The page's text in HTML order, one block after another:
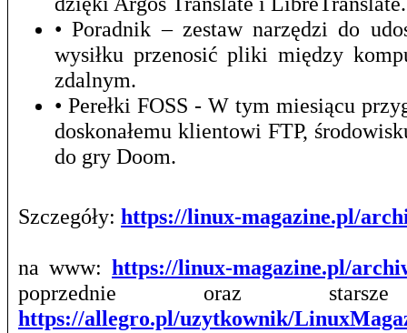
• Poradnik – zestaw narzędzi do
wysiłku przenosić pliki między
zdalnym.
• Perełki FOSS - W tym miesiącu
doskonałemu klientowi FTP,
do gry Doom.
Szczegóły: https://linux-magazine.pl/
na www: https://linux-magazine.pl/
poprzednie oraz
https://allegro.pl/uzytkownik/